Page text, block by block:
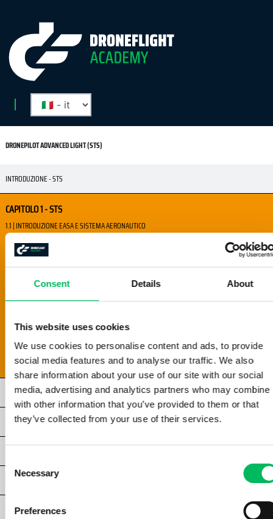
Consent Details About
This website uses cookies
We use cookies to personalise content and ads, to provide
social media features and to analyse our traffic. We also
share information about your use of our site with our social
media, advertising and analytics partners who may combine
with other information that you’ve provided to them or that
they’ve collected from your use of their services.
Selection
Necessary
Preferences
DRONEPILOT ADVANCED LIGHT (STS)
INTRODUZIONE - STS
CAPITOLO 1 - STS
1.1 | INTRODUZIONE EASA E SISTEMA AERONAUTICO
1.2 | AMC & GM
1.3 | LA NORMATIVA EUROPEA
1.5 | CATEGORIA SPECIFICA
1.7 | RESPONSABILITÀ DI UN OPERATORE
1.8 | RESPONSABILITÀ DEL PILOTA
1.9 | SEGNALAZIONE DI INCIDENTI AEREI
CAPITOLO 2 - STS
CAPITOLO 3 - STS
CAPITOLO 5 - STS
CAPITOLO 6 - STS